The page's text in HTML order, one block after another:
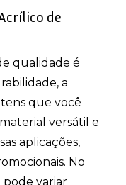
de
qualidade é
a
que você
versátil e
aplicações,
No
variar